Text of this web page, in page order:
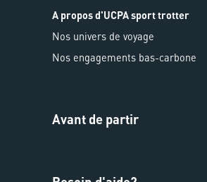
A propos d'UCPA sport trotter
Nos univers de voyage
Nos engagements bas-carbone
Avant de partir